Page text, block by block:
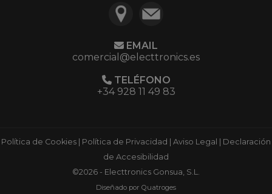
EMAIL
comercial@electtronics.es
TELÉFONO
+34 928 11 49 83
Política de Cookies Política de Privacidad Aviso Legal
Declaración
de Accesibilidad
©2026 - Electtronics Gonsua, S.L.
Diseñado por Quatroges